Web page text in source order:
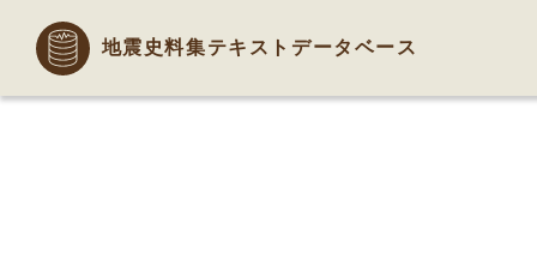
地震史料集テキストデータベース